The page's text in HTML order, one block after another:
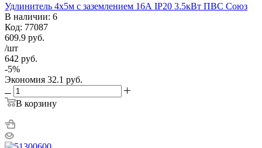
Удлинитель 4х5м с заземлением 16А IP20 3.5кВт ПВС Союз
В наличии: 6
Код: 77087
609.9 руб.
/шт
642 руб.
-5%
Экономия 32.1 руб.
В корзину